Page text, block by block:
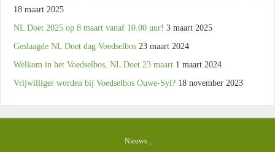
18 maart 2025
NL Doet 2025 op 8 maart vanaf 10.00 uur! 3 maart 2025
Geslaagde NL Doet dag Voedselbos 23 maart 2024
Welkom in het Voedselbos, NL Doet 23 maart 1 maart 2024
Vrijwilliger worden bij Voedselbos Ouwe-Syl? 18 november 2023
Nieuws